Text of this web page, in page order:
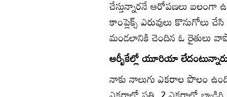
చేస్తున్నారనే ఆరోపణలు
కాంప్లెక్స్‌ ఎరువులు కొనుగోలు
మండలానికి చెందిన ఓ రైతులు
ఆర్బీకేల్లో యూరియా
నాకు నాలుగు ఎకరాల పొలం